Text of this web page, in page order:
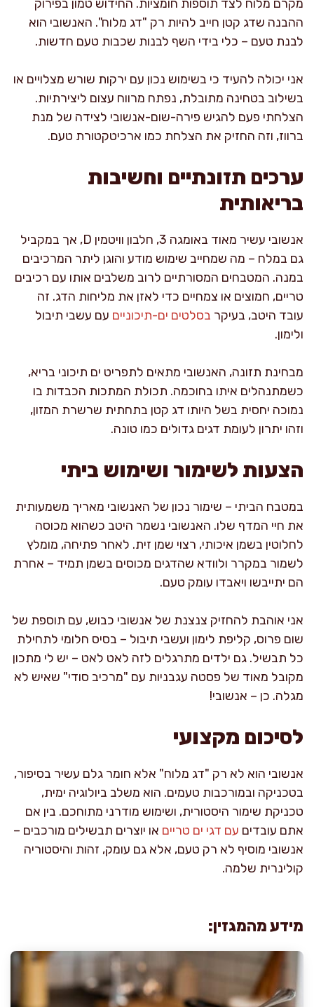
מקרם מלוח לצד תוספות חומציות. החידוש טמון בפירוק
ההבנה שדג קטן חייב להיות רק "דג מלוח". האנשובי הוא
לבנת טעם – כלי בידי השף לבנות שכבות טעם חדשות.
אני יכולה להעיד כי בשימוש נכון עם ירקות שורש מצלויים או
בשילוב בטחינה מתובלת, נפתח מרווח עצום ליצירתיות.
הצלחתי פעם להגיש פירה-שום-אנשובי לצידה של מנת
ברווז, וזה החזיק את הצלחת כמו ארכיטקטורת טעם.
ערכים תזונתיים וחשיבות
בריאותית
אנשובי עשיר מאוד באומגה 3, חלבון וויטמין D, אך במקביל
גם במלח – מה שמחייב שימוש מודע והוגן ליתר המרכיבים
במנה. המטבחים המסורתיים לרוב משלבים אותו עם רכיבים
טריים, חמוצים או צמחיים כדי לאזן את מליחות הדג. זה
עובד היטב, בעיקר בסלטים ים-תיכוניים עם עשבי תיבול
ולימון.
מבחינת תזונה, האנשובי מתאים לתפריט ים תיכוני בריא,
כשמתנהלים איתו בחוכמה. תכולת המתכות הכבדות בו
נמוכה יחסית בשל היותו דג קטן בתחתית שרשרת המזון,
וזהו יתרון לעומת דגים גדולים כמו טונה.
הצעות לשימור ושימוש ביתי
במטבח הביתי – שימור נכון של האנשובי מאריך משמעותית
את חיי המדף שלו. האנשובי נשמר היטב כשהוא מכוסה
לחלוטין בשמן איכותי, רצוי שמן זית. לאחר פתיחה, מומלץ
לשמור במקרר ולוודא שהדגים מכוסים בשמן תמיד – אחרת
הם יתייבשו ויאבדו עומק טעם.
אני אוהבת להחזיק צנצנת של אנשובי כבוש, עם תוספת של
שום פרוס, קליפת לימון ועשבי תיבול – בסיס חלומי לתחילת
כל תבשיל. גם ילדים מתרגלים לזה לאט לאט – יש לי מתכון
מקובל מאוד של פסטה עגבניות עם "מרכיב סודי" שאיש לא
מגלה. כן – אנשובי!
לסיכום מקצועי
אנשובי הוא לא רק "דג מלוח" אלא חומר גלם עשיר בסיפור,
בטכניקה ובמורכבות טעמים. הוא משלב ביולוגיה ימית,
טכניקת שימור היסטורית, ושימוש מודרני מתוחכם. בין אם
אתם עובדים עם דגי ים טריים או יוצרים תבשילים מורכבים –
אנשובי מוסיף לא רק טעם, אלא גם עומק, זהות והיסטוריה
קולינרית שלמה.
מידע מהמגזין: